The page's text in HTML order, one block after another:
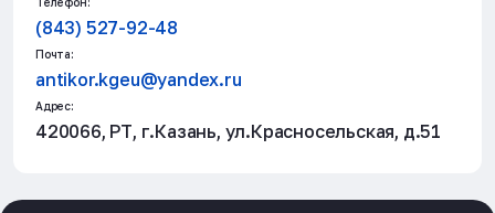
(843) 527-92-48
Почта:
antikor.kgeu@yandex.ru
Адрес:
420066, РТ, г.Казань, ул.Красносельская, д.51